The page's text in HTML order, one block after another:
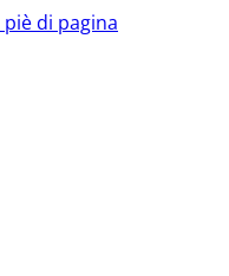
piè di pagina